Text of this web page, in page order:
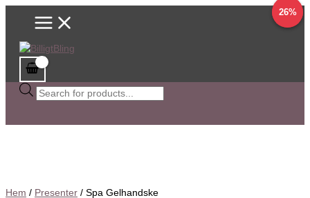
HoppaMain
Sök
efter
Hem / Presenter / Spa Gelhandske
34%
Det
var:
Det
26%
Det
var:
Det